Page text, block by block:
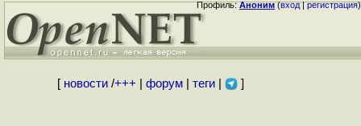
Профиль:Аноним(вход|регистрация)
[ новости/+++ форум| теги| ]